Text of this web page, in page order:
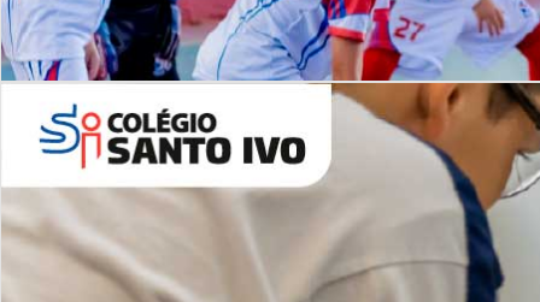
Desafios | Saiba mais